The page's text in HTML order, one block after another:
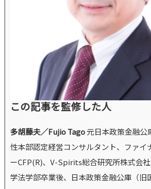
この記事を監修した人
多胡藤夫／Fujio Tago元日本政策金融公
性本部認定経営コンサルタント、ファイ
ーCFP(R)、V-Spirits総合研究所株式会
学法学部卒業後、日本政策金融公庫（旧